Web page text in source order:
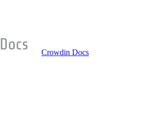
Crowdin Docs